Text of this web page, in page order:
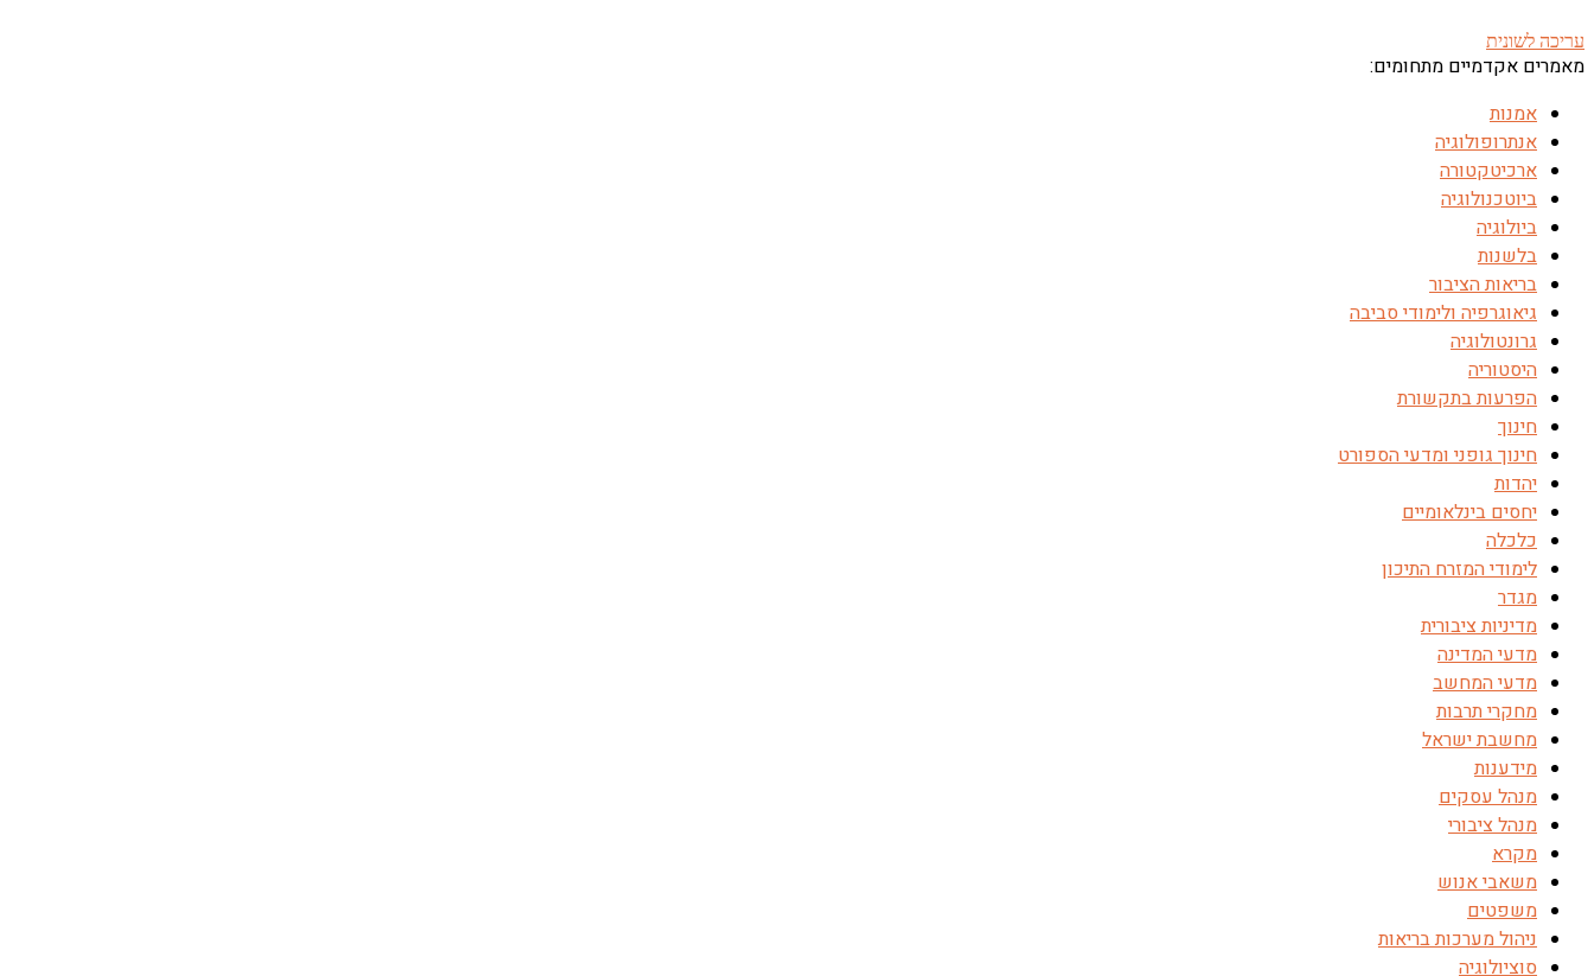
עריכה לשונית
מאמרים אקדמיים מתחומים:
אמנות
אנתרופולוגיה
ארכיטקטורה
ביוטכנולוגיה
ביולוגיה
בלשנות
בריאות הציבור
גיאוגרפיה ולימודי סביבה
גרונטולוגיה
היסטוריה
הפרעות בתקשורת
חינוך
חינוך גופני ומדעי הספורט
יהדות
יחסים בינלאומיים
כלכלה
לימודי המזרח התיכון
מגדר
מדיניות ציבורית
מדעי המדינה
מדעי המחשב
מחקרי תרבות
מחשבת ישראל
מידענות
מנהל עסקים
מנהל ציבורי
מקרא
משאבי אנוש
משפטים
ניהול מערכות בריאות
סוציולוגיה